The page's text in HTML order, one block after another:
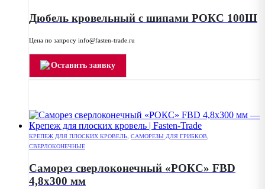
Дюбель кровельный с шипами РОКС 100Ш
Цена по запросу info@fasten-trade.ru
Оставить заявку
КРЕПЕЖ ДЛЯ ПЛОСКИХ КРОВЕЛЬ САМОРЕЗЫ ДЛЯ ГРИБКОВ
СВЕРЛОКОНЕЧНЫЕ
Саморез сверлоконечный «РОКС» FBD
4,8х300 мм